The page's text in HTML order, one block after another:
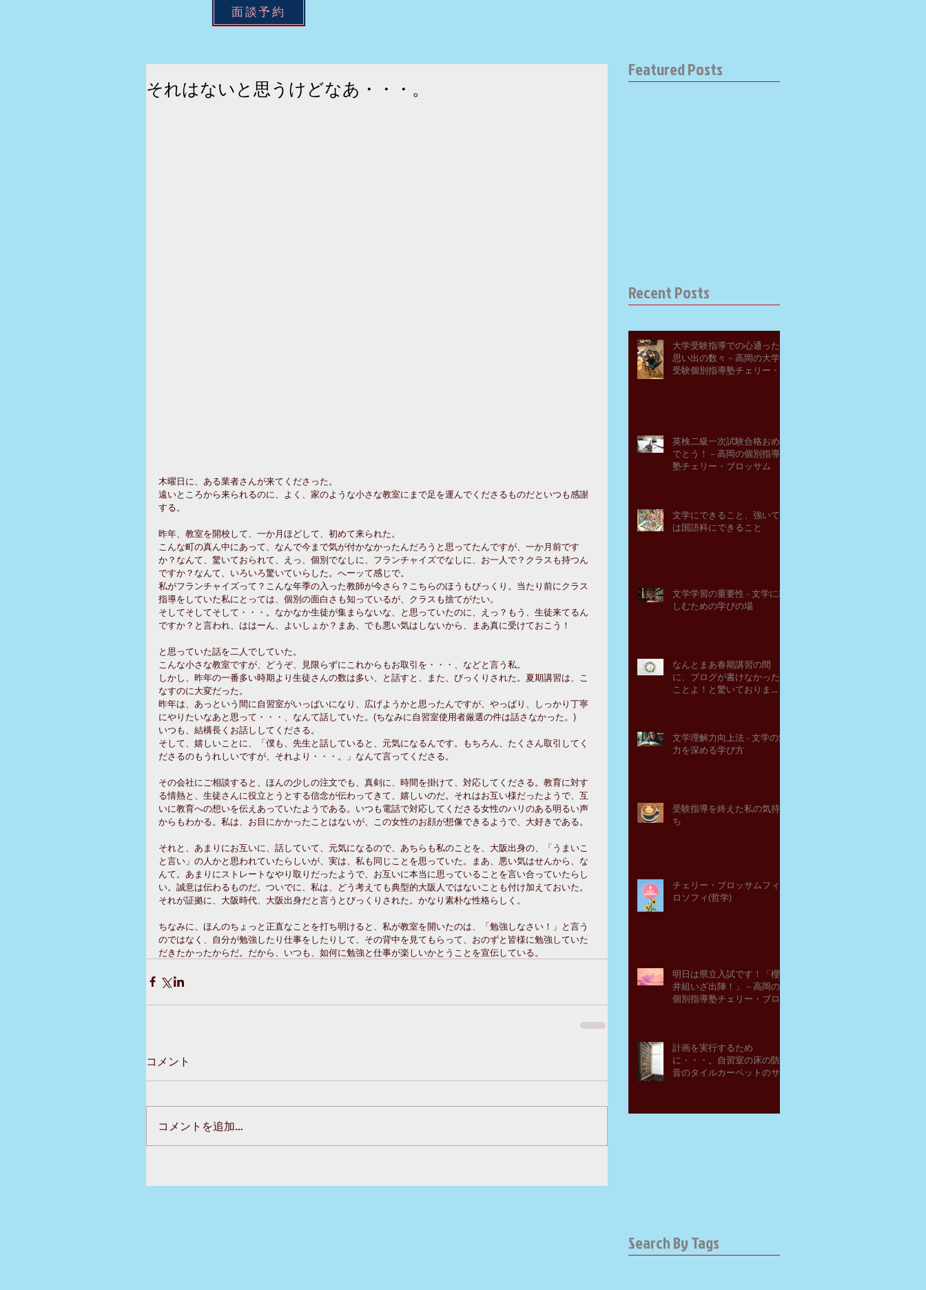
面談予約
それはないと思うけどなあ・・・。
木曜日に、ある業者さんが来てくださった。
遠いところから来られるのに、よく、家のような小さな教室にまで足を運んでくださるものだといつも感謝
する。
昨年、教室を開校して、一か月ほどして、初めて来られた。
こんな町の真ん中にあって、なんで今まで気が付かなかったんだろうと思ってたんですが、一か月前です
か？なんて、驚いておられて、えっ、個別でなしに、フランチャイズでなしに、お一人で？クラスも持つん
ですか？なんて、いろいろ驚いていらした。へーッて感じで。
私がフランチャイズって？こんな年季の入った教師が今さら？こちらのほうもびっくり。当たり前にクラス
指導をしていた私にとっては、個別の面白さも知っているが、クラスも捨てがたい。
そしてそしてそして・・・。なかなか生徒が集まらないな、と思っていたのに、えっ？もう、生徒来てるん
ですか？と言われ、ははーん、よいしょか？まあ、でも悪い気はしないから、まあ真に受けておこう！
と思っていた話を二人でしていた。
こんな小さな教室ですが、どうぞ、見限らずにこれからもお取引を・・・、などと言う私。
しかし、昨年の一番多い時期より生徒さんの数は多い、と話すと、また、びっくりされた。夏期講習は、こ
なすのに大変だった。
昨年は、あっという間に自習室がいっぱいになり、広げようかと思ったんですが、やっぱり、しっかり丁寧
にやりたいなあと思って・・・、なんて話していた。(ちなみに自習室使用者厳選の件は話さなかった。)
いつも、結構長くお話ししてくださる。
そして、嬉しいことに、「僕も、先生と話していると、元気になるんです。もちろん、たくさん取引してく
ださるのもうれしいですが、それより・・・。」なんて言ってくださる。
その会社にご相談すると、ほんの少しの注文でも、真剣に、時間を掛けて、対応してくださる。教育に対す
る情熱と、生徒さんに役立とうとする信念が伝わってきて、嬉しいのだ。それはお互い様だったようで、互
いに教育への想いを伝えあっていたようである。いつも電話で対応してくださる女性のハリのある明るい声
からもわかる。私は、お目にかかったことはないが、この女性のお顔が想像できるようで、大好きである。
それと、あまりにお互いに、話していて、元気になるので、あちらも私のことを、大阪出身の、「うまいこ
と言い」の人かと思われていたらしいが、実は、私も同じことを思っていた。まあ、悪い気はせんから、な
んて。あまりにストレートなやり取りだったようで、お互いに本当に思っていることを言い合っていたらし
い。誠意は伝わるものだ。ついでに、私は、どう考えても典型的大阪人ではないことも付け加えておいた。
それが証拠に、大阪時代、大阪出身だと言うとびっくりされた。かなり素朴な性格らしく。
ちなみに、ほんのちょっと正直なことを打ち明けると、私が教室を開いたのは、「勉強しなさい！」と言う
のではなく、自分が勉強したり仕事をしたりして、その背中を見てもらって、おのずと皆様に勉強していた
だきたかったからだ。だから、いつも、如何に勉強と仕事が楽しいかとうことを宣伝している。
コメント
コメントを追加…
Featured Posts
Recent Posts
大学受験指導での心通った
思い出の数々－高岡の大学
受験個別指導塾チェリー・
英検二級一次試験合格おめ
でとう！－高岡の個別指導
塾チェリー・ブロッサム
文学にできること、強いて
は国語科にできること
文学学習の重要性 - 文学に親
しむための学びの場
なんとまあ春期講習の間
に、ブログが書けなかった
ことよ！と驚いておりま
文学理解力向上法 - 文学の魅
力を深める学び方
受験指導を終えた私の気持
ち
チェリー・ブロッサムフィ
ロソフィ(哲学)
明日は県立入試です！「櫻
井組いざ出陣！」－高岡の
個別指導塾チェリー・ブロ
計画を実行するため
に・・・。自習室の床の防
音のタイルカーペットのサ
Search By Tags